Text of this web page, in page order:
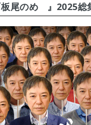
板尾のめ゙』2025総